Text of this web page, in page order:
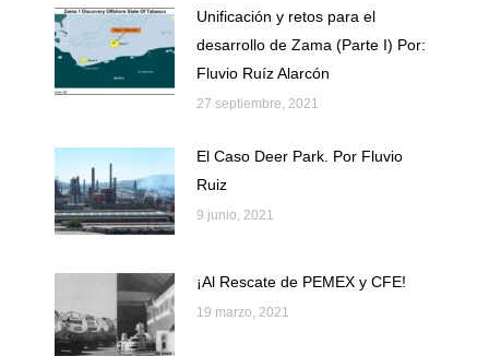
Unificación y retos para el
desarrollo de Zama (Parte I) Por:
Fluvio Ruíz Alarcón
27 septiembre, 2021
El Caso Deer Park. Por Fluvio
Ruiz
9 junio, 2021
¡Al Rescate de PEMEX y CFE!
19 marzo, 2021